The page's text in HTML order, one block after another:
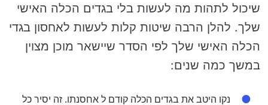
שיכול לתהות מה לעשות בלי בגדים הכלה האישי
שלך. להלן הרבה שיטות קלות לעשות לאחסון בגדי
הכלה האישי שלך לפי הסדר שיישאר מוכן מצוין
במשך כמה שנים:
נקו היטב את בגדים הכלה קודם ל אחסנתו. זה יסיר כל